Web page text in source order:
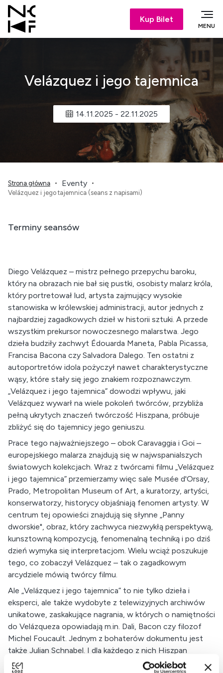
Kup Bilet
MENU
Velázquez i jego tajemnica
14.11.2025 - 22.11.2025
Strona główna Eventy
Velázquez i jego tajemnica (seans z napisami)
Diego Velázquez – mistrz pełnego przepychu baroku,
który na obrazach nie bał się pustki, osobisty malarz króla,
który portretował lud, artysta zajmujący wysokie
stanowiska w królewskiej administracji, autor jednych z
najbardziej zagadkowych dzieł w historii sztuki. A przede
wszystkim prekursor nowoczesnego malarstwa. Jego
dzieła budziły zachwyt Édouarda Maneta, Pabla Picassa,
Francisa Bacona czy Salvadora Dalego. Ten ostatni z
autoportretów idola pożyczył nawet charakterystyczne
wąsy, które stały się jego znakiem rozpoznawczym.
„Velázquez i jego tajemnica” dowodzi wpływu, jaki
Velázquez wywarł na wiele pokoleń twórców, przybliża
pełną ukrytych znaczeń twórczość Hiszpana, próbuje
zbliżyć się do tajemnicy jego geniuszu.
Prace tego najważniejszego – obok Caravaggia i Goi –
europejskiego malarza znajdują się w najwspanialszych
światowych kolekcjach. Wraz z twórcami filmu „Velázquez
i jego tajemnica” przemierzamy więc sale Musée d'Orsay,
Prado, Metropolitan Museum of Art, a kuratorzy, artyści,
konserwatorzy, historycy objaśniają fenomen artysty. W
centrum tej opowieści znajdują się słynne „Panny
dworskie", obraz, który zachwyca niezwykłą perspektywą,
kunsztowną kompozycją, fenomenalną techniką i po dziś
dzień wymyka się interpretacjom. Wielu wciąż poszukuje
tego, co zobaczył Velázquez – tak o zagadkowym
arcydziele mówią twórcy filmu.
Ale „Velázquez i jego tajemnica” to nie tylko dzieła i
eksperci, ale także wydobyte z telewizyjnych archiwów
unikatowe, zaskakujące nagrania, w których o namiętności
do Velázqueza opowiadają m.in. Dali, Bacon czy filozof
Michel Foucault. Jednym z bohaterów dokumentu jest
także Julian Schnabel. I dla każdego z nich Hiszpan
pozostawał artystą na wskroś współczesnym.
Terminy seansów